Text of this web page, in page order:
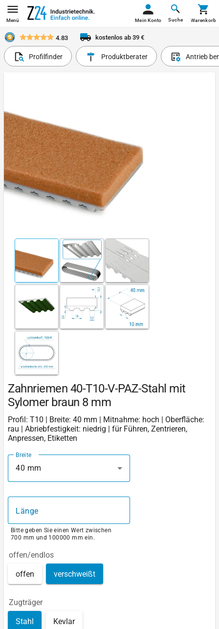
Menü Suche
Mein Konto Warenkorb
4.83 kostenlos ab 39 €
Profilfinder Produktberater Antrieb
Zahnriemen 40-T10-V-PAZ-Stahl mit
Sylomer braun 8 mm
Profil: T10 | Breite: 40 mm | Mitnahme: hoch | Oberfläche:
rau | Abriebfestigkeit: niedrig | für Führen, Zentrieren,
Anpressen, Etiketten
Breite
40 mm
Länge
Bitte geben Sie einen Wert zwischen
700 mm und 100000 mm ein.
offen/endlos
offen verschweißt
Zugträger
Stahl Kevlar